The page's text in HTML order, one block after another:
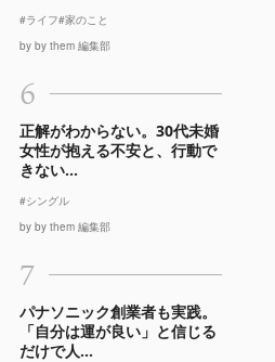
#ライフ#家のこと
by by them 編集部
6
正解がわからない。30代未婚
女性が抱える不安と、行動で
きない...
#シングル
by by them 編集部
7
パナソニック創業者も実践。
「自分は運が良い」と信じる
だけで人...